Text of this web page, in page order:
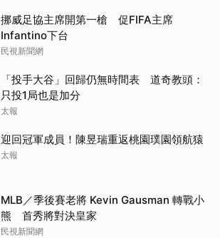
挪威足協主席開第一槍 促FIFA主席
Infantino下台
民視新聞網
「投手大谷」回歸仍無時間表 道奇教頭：
只投1局也是加分
太報
迎回冠軍成員！陳昱瑞重返桃園璞園領航猿
太報
MLB／季後賽老將 Kevin Gausman 轉戰小
熊 首秀將對決皇家
民視新聞網